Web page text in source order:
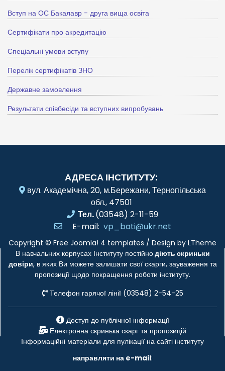
Вступ на ОС Бакалавр - друга вища освіта
Сертифікати про акредитацію
Спеціальні умови вступу
Перелік сертифікатів ЗНО
Державне замовлення
Результати співбесіди та вступних випробувань
АДРЕСА ІНСТИТУТУ:
вул. Академічна, 20, м.Бережани, Тернопільська
обл., 47501
Тел.(03548) 2-11-59
E-mail: vp_bati@ukr.net
Copyright © Free Joomla! 4 templates / Design by LTheme
В навчальних корпусах Інституту постійнодіють скриньки
довіри, в яких Ви можете залишати свої скарги, зауваження та
пропозиції щодо покращення роботи інституту.
Телефон гарячої лінії (03548) 2-54-25
Доступ до публічної інформації
Електронна скринька скарг та пропозицій
Інформаційні матеріали для пулікації на сайті інституту
направляти на e-mail: